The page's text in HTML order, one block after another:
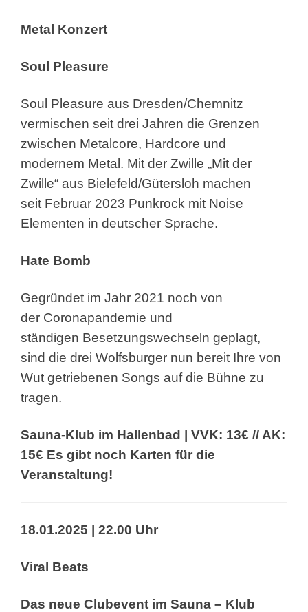
Metal Konzert
Soul Pleasure
Soul Pleasure aus Dresden/Chemnitz
vermischen seit drei Jahren die Grenzen
zwischen Metalcore, Hardcore und
modernem Metal. Mit der Zwille „Mit der
Zwille“ aus Bielefeld/Gütersloh machen
seit Februar 2023 Punkrock mit Noise
Elementen in deutscher Sprache.
Hate Bomb
Gegründet im Jahr 2021 noch von
der Coronapandemie und
ständigen Besetzungswechseln geplagt,
sind die drei Wolfsburger nun bereit Ihre von
Wut getriebenen Songs auf die Bühne zu
tragen.
Sauna-Klub im Hallenbad | VVK: 13€ // AK:
15€ Es gibt noch Karten für die
Veranstaltung!
18.01.2025 | 22.00 Uhr
Viral Beats
Das neue Clubevent im Sauna – Klub